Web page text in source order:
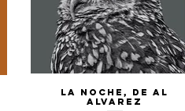
Vista rápida
La noche, de Al
Alvarez